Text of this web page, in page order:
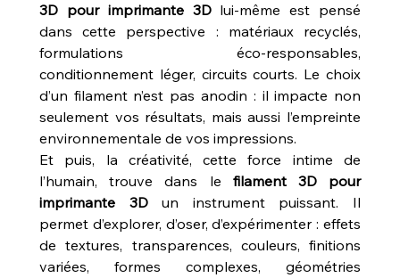
3D pour imprimante 3D lui-même est pensé
dans cette perspective : matériaux recyclés,
formulations éco-responsables,
conditionnement léger, circuits courts. Le choix
d’un filament n’est pas anodin : il impacte non
seulement vos résultats, mais aussi l’empreinte
environnementale de vos impressions.
Et puis, la créativité, cette force intime de
l’humain, trouve dans le filament 3D pour
imprimante 3D un instrument puissant. Il
permet d’explorer, d’oser, d’expérimenter : effets
de textures, transparences, couleurs, finitions
variées, formes complexes, géométries